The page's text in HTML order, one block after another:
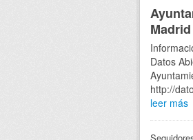
Madrid
Datos
http://
leer más